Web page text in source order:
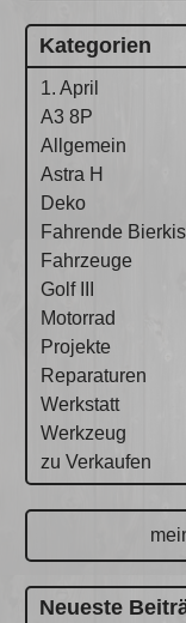
Kategorien
1. April
A3 8P
Allgemein
Astra H
Deko
Fahrende
Fahrzeuge
Golf III
Motorrad
Projekte
Reparaturen
Werkstatt
Werkzeug
zu Verkaufen
Neueste